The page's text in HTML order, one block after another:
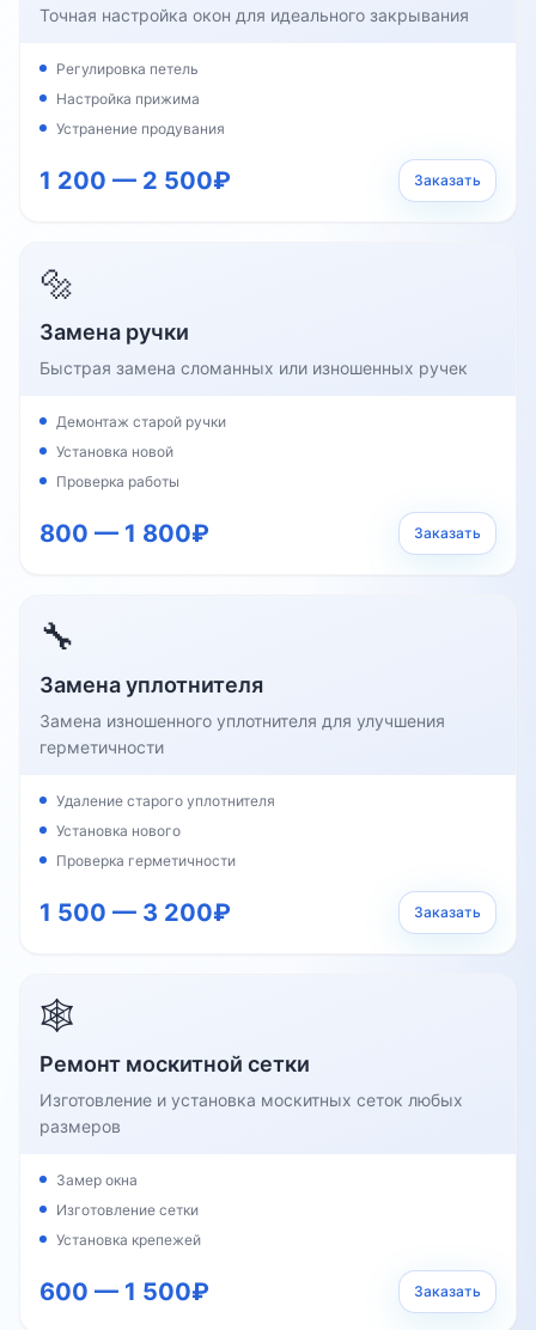
Точная настройка окон для идеального закрывания
Регулировка петель
Настройка прижима
Устранение продувания
1 200 — 2 500₽ Заказать
🔩
Замена ручки
Быстрая замена сломанных или изношенных ручек
Демонтаж старой ручки
Установка новой
Проверка работы
800 — 1 800₽ Заказать
🔧
Замена уплотнителя
Замена изношенного уплотнителя для улучшения
герметичности
Удаление старого уплотнителя
Установка нового
Проверка герметичности
1 500 — 3 200₽ Заказать
🕸️
Ремонт москитной сетки
Изготовление и установка москитных сеток любых
размеров
Замер окна
Изготовление сетки
Установка крепежей
600 — 1 500₽ Заказать